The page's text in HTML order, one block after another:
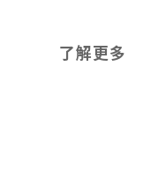
了解更多